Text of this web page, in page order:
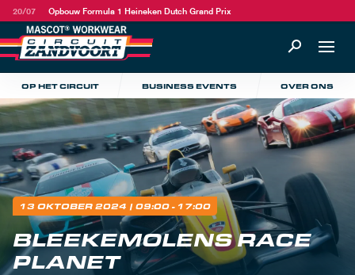
20/07 Opbouw Formula 1 Heineken Dutch Grand Prix
OP HET CIRCUIT BUSINESS EVENTS OVER ONS
13 OKTOBER 2024 | 09:00 - 17:00
BLEEKEMOLENS RACE
PLANET